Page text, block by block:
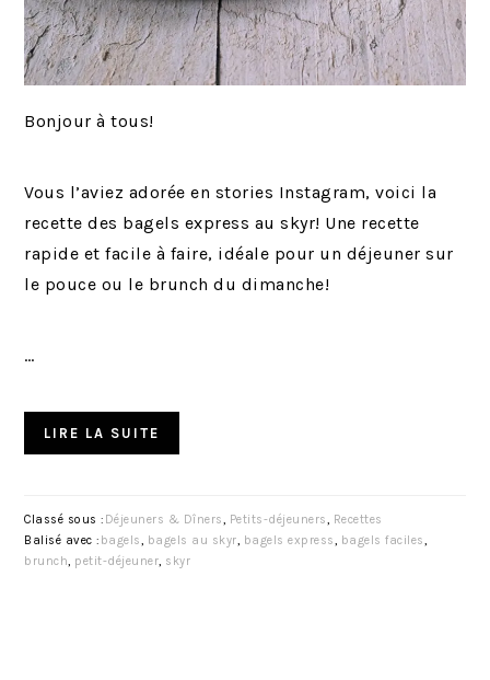
Bonjour à tous!
Vous l’aviez adorée en stories Instagram, voici la
recette des bagels express au skyr! Une recette
rapide et facile à faire, idéale pour un déjeuner sur
le pouce ou le brunch du dimanche!
…
LIRE LA SUITE
Classé sous : Déjeuners & Dîners, Petits-déjeuners, Recettes
Balisé avec : bagels, bagels au skyr, bagels express, bagels faciles,
brunch, petit-déjeuner, skyr